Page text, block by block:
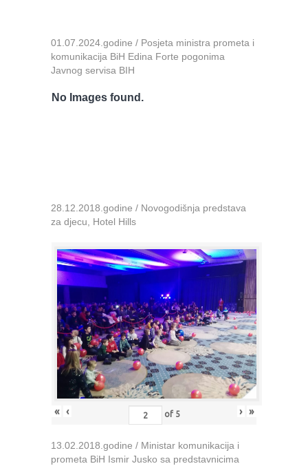
01.07.2024.godine / Posjeta ministra prometa i
komunikacija BiH Edina Forte pogonima
Javnog servisa BIH
No Images found.
28.12.2018.godine / Novogodišnja predstava
za djecu, Hotel Hills
« ‹ of 5 › »
13.02.2018.godine / Ministar komunikacija i
prometa BiH Ismir Jusko sa predstavnicima